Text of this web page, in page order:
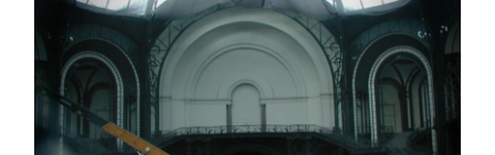
[Podcast Ingenious] «En
las entrañas del Grand
Palais: misión estabilidad»